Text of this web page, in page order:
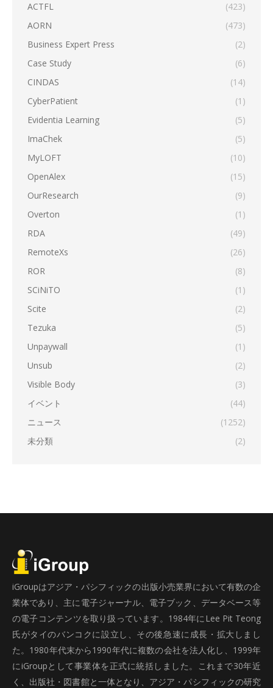
ACTFL
(423)
AORN
(473)
Business Expert Press
(2)
Case Study
(6)
CINDAS
(14)
CyberPatient
(1)
Evidentia Learning
(5)
ImaChek
(5)
MyLOFT
(10)
OpenAlex
(15)
OurResearch
(9)
Overton
(1)
RDA
(49)
RemoteXs
(26)
ROR
(8)
SCiNiTO
(1)
Scite
(2)
Tezuka
(5)
Unpaywall
(1)
Unsub
(2)
Visible Body
(3)
イベント
(44)
ニュース
(1252)
未分類
(2)
iGroupはアジア・パシフィックの出版小売業界において有数の企
業体であり、主に電子ジャーナル、電子ブック、データベース等
の電子コンテンツを取り扱っています。1984年にLee Pit Teong
氏がタイのバンコクに設立し、その後急速に成長・拡大しまし
た。1980年代末から1990年代に複数の会社を法人化し、1999年
にiGroupとして事業体を正式に統括しました。これまで30年近
く、出版社・図書館と一体となり、アジア・パシフィックの研究